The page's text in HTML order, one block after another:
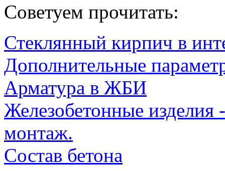
Советуем прочитать:
Стеклянный кирпич в
Дополнительные
Арматура в ЖБИ
Железобетонные изделия
монтаж.
Состав бетона